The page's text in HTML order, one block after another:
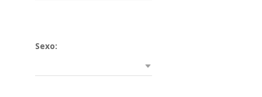
Sexo: